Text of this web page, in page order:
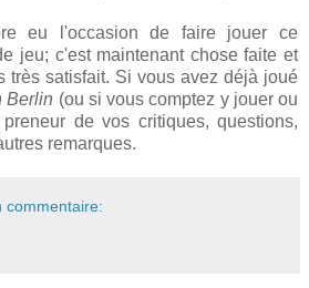
eu l'occasion de faire jouer ce
jeu; c'est maintenant chose faite et
très satisfait. Si vous avez déjà joué
Berlin (ou si vous comptez y jouer ou
de vos critiques, questions,
remarques.
commentaire: